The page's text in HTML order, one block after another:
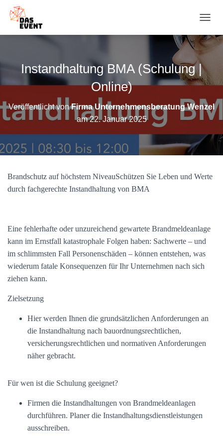
A
V
I
A
T
O
N
U
S
H
L
Instandhaltung BMA (Schulung |
Online)
Veröffentlicht vonFirma Unternehmensberatung Wenzel
am22. Januar 2025
Brandschutz auf höchstem NiveauSchützen Sie Leben und Werte
durch fachgerechte Instandhaltung von BMA
Eine fehlerhafte oder unzureichend gewartete Brandmeldeanlage
kann im Ernstfall katastrophale Folgen haben: Sachwerte – und
im schlimmsten Fall Personenschäden – können entstehen, was
wiederum fatale Konsequenzen für Ihr Unternehmen nach sich
ziehen kann.
Zielsetzung
Hier werden Ihnen die grundsätzlichen Anforderungen an
die Instandhaltung nach bauordnungsrechtlichen,
versicherungsrechtlichen und normativen Anforderungen
näher gebracht.
Für wen ist die Schulung geeignet?
Firmen die Instandhaltungen von Brandmeldeanlagen
durchführen. Planer die Instandhaltungsdienstleistungen
ausschreiben.